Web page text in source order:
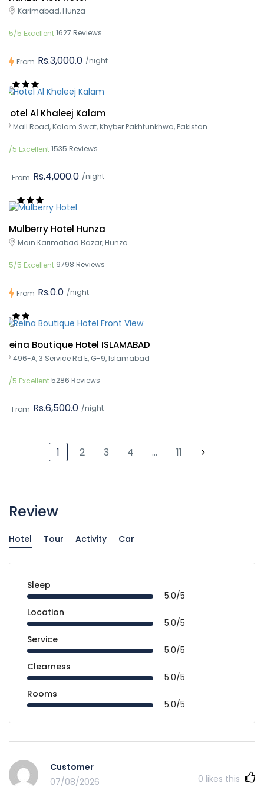
Karimabad, Hunza
5/5 Excellent1627 Reviews
From Rs.3,000.0 /night
Hotel Al Khaleej Kalam
Mall Road, Kalam Swat, Khyber Pakhtunkhwa, Pakistan
5/5 Excellent1535 Reviews
From Rs.4,000.0 /night
Mulberry Hotel Hunza
Main Karimabad Bazar, Hunza
5/5 Excellent 9798 Reviews
From Rs.0.0 /night
Reina Boutique Hotel ISLAMABAD
496-A, 3 Service Rd E, G-9, Islamabad
5/5 Excellent 5286 Reviews
From Rs.6,500.0 /night
1 2 3 4 … 11
Review
Hotel Tour Activity Car
Sleep
5.0/5
Location
5.0/5
Service
5.0/5
Clearness
5.0/5
Rooms
5.0/5
Customer
07/08/2026
0 likes this